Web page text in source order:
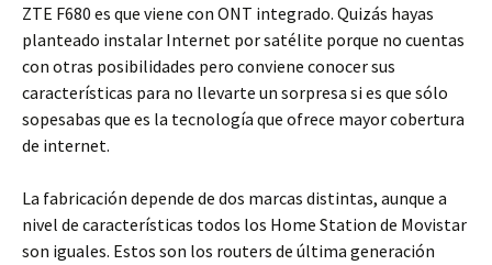
ZTE F680 es que viene con ONT integrado. Quizás hayas
planteado instalar Internet por satélite porque no cuentas
con otras posibilidades pero conviene conocer sus
características para no llevarte un sorpresa si es que sólo
sopesabas que es la tecnología que ofrece mayor cobertura
de internet.
La fabricación depende de dos marcas distintas, aunque a
nivel de características todos los Home Station de Movistar
son iguales. Estos son los routers de última generación